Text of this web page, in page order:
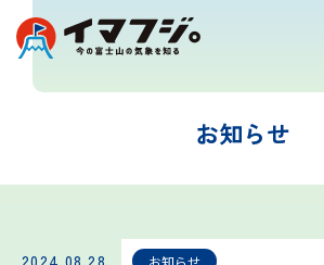
登山ルート別気象
富士宮ルート
お知らせ
2024.08.28. お知らせ